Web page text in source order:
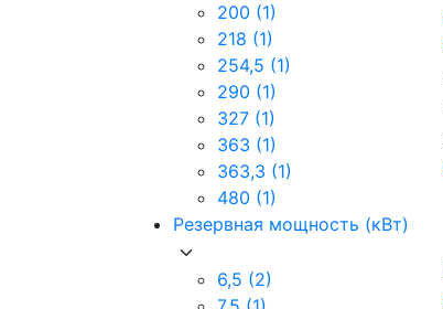
200 (1)
218 (1)
254,5 (1)
290 (1)
327 (1)
363 (1)
363,3 (1)
480 (1)
Резервная мощность (кВт)
6,5 (2)